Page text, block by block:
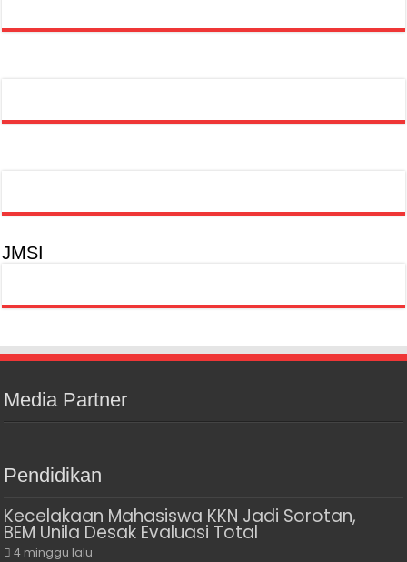
JMSI
Media Partner
Pendidikan
Kecelakaan Mahasiswa KKN Jadi Sorotan,
BEM Unila Desak Evaluasi Total
4 minggu lalu